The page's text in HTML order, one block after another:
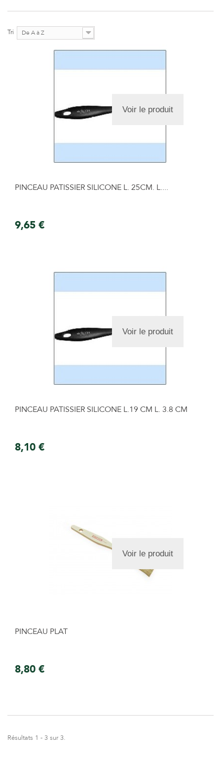
Tri De A à Z
Voir le produit
PINCEAU PATISSIER SILICONE L. 25CM. L....
9,65 €
Voir le produit
PINCEAU PATISSIER SILICONE L.19 CM L. 3.8 CM
8,10 €
Voir le produit
PINCEAU PLAT
8,80 €
Résultats 1 - 3 sur 3.